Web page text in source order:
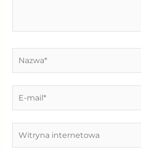
mail*
internetowa